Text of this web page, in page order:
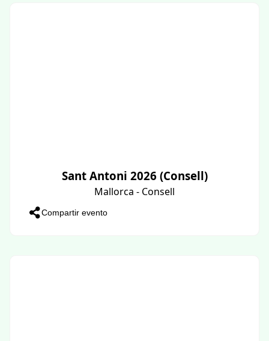
Sant Antoni 2026 (Consell)
Mallorca - Consell
Compartir evento